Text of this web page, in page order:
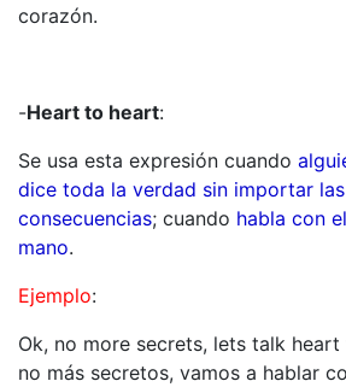
corazón.
-Heart to heart:
Se usa esta expresión cuando
dice toda la verdad sin importar las
consecuencias; cuando habla con
mano.
Ejemplo:
Ok, no more secrets, lets talk
no más secretos, vamos a hablar